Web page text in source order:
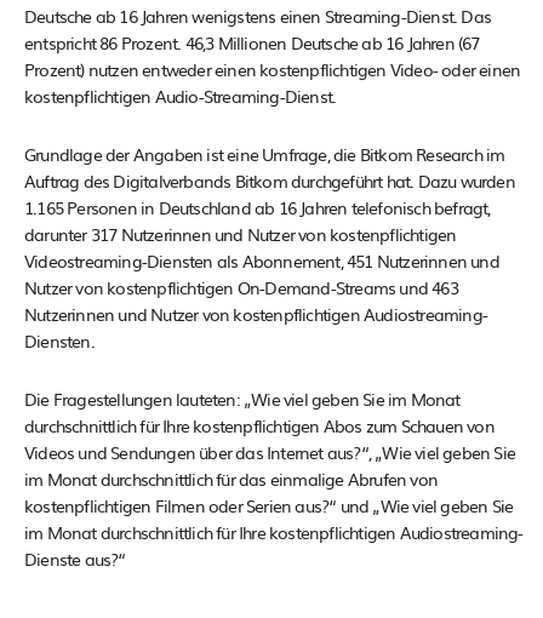
Deutsche ab 16 Jahren wenigstens einen Streaming-Dienst. Das
entspricht 86 Prozent. 46,3 Millionen Deutsche ab 16 Jahren (67
Prozent) nutzen entweder einen kostenpflichtigen Video- oder einen
kostenpflichtigen Audio-Streaming-Dienst.
Grundlage der Angaben ist eine Umfrage, die Bitkom Research im
Auftrag des Digitalverbands Bitkom durchgeführt hat. Dazu wurden
1.165 Personen in Deutschland ab 16 Jahren telefonisch befragt,
darunter 317 Nutzerinnen und Nutzer von kostenpflichtigen
Videostreaming-Diensten als Abonnement, 451 Nutzerinnen und
Nutzer von kostenpflichtigen On-Demand-Streams und 463
Nutzerinnen und Nutzer von kostenpflichtigen Audiostreaming-
Diensten.
Die Fragestellungen lauteten: „Wie viel geben Sie im Monat
durchschnittlich für Ihre kostenpflichtigen Abos zum Schauen von
Videos und Sendungen über das Internet aus?“, „Wie viel geben Sie
im Monat durchschnittlich für das einmalige Abrufen von
kostenpflichtigen Filmen oder Serien aus?“ und „Wie viel geben Sie
im Monat durchschnittlich für Ihre kostenpflichtigen Audiostreaming-
Dienste aus?“